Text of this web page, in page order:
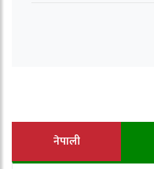
नेपाली